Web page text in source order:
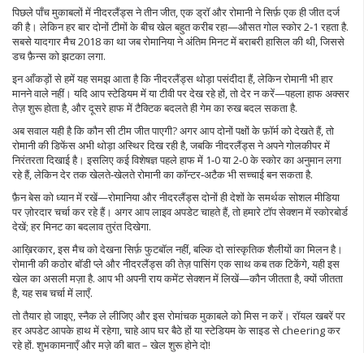
पिछले पाँच मुकाबलों में नीदरलैंड्स ने तीन जीत, एक ड्रॉ और रोमानी ने सिर्फ़ एक ही जीत दर्ज
की है। लेकिन हर बार दोनों टीमों के बीच खेल बहुत करीब रहा—औसत गोल स्कोर 2‑1 रहता है.
सबसे यादगार मैच 2018 का था जब रोमानिया ने अंतिम मिनट में बराबरी हासिल की थी, जिससे
डच फ़ैन्स को झटका लगा.
इन आँकड़ों से हमें यह समझ आता है कि नीदरलैंड्स थोड़ा पसंदीदा हैं, लेकिन रोमानी भी हार
मानने वाले नहीं। यदि आप स्टेडियम में या टीवी पर देख रहे हों, तो देर न करें—पहला हाफ अक्सर
तेज़ शुरू होता है, और दूसरे हाफ में टैक्टिक बदलते ही गेम का रुख बदल सकता है.
अब सवाल यही है कि कौन सी टीम जीत पाएगी? अगर आप दोनों पक्षों के फ़ॉर्म को देखते हैं, तो
रोमानी की डिफेंस अभी थोड़ा अस्थिर दिख रही है, जबकि नीदरलैंड्स ने अपने गोलकीपर में
निरंतरता दिखाई है। इसलिए कई विशेषज्ञ पहले हाफ में 1‑0 या 2‑0 के स्कोर का अनुमान लगा
रहे हैं, लेकिन देर तक खेलते‑खेलते रोमानी का कॉन्टर‑अटैक भी सच्चाई बन सकता है.
फ़ैन बेस को ध्यान में रखें—रोमानिया और नीदरलैंड्स दोनों ही देशों के समर्थक सोशल मीडिया
पर ज़ोरदार चर्चा कर रहे हैं। अगर आप लाइव अपडेट चाहते हैं, तो हमारे टॉप सेक्शन में स्कोरबोर्ड
देखें; हर मिनट का बदलाव तुरंत दिखेगा.
आख़िरकार, इस मैच को देखना सिर्फ़ फुटबॉल नहीं, बल्कि दो सांस्कृतिक शैलीयों का मिलन है।
रोमानी की कठोर बॉडी प्ले और नीदरलैंड्स की तेज़ पासिंग एक साथ कब तक टिकेंगे, यही इस
खेल का असली मज़ा है. आप भी अपनी राय कमेंट सेक्शन में लिखें—कौन जीतता है, क्यों जीतता
है, यह सब चर्चा में लाएँ.
तो तैयार हो जाइए, स्नैक ले लीजिए और इस रोमांचक मुकाबले को मिस न करें। रॉयल खबरें पर
हर अपडेट आपके हाथ में रहेगा, चाहे आप घर बैठे हों या स्टेडियम के साइड से cheering कर
रहे हों. शुभकामनाएँ और मज़े की बात – खेल शुरू होने दो!